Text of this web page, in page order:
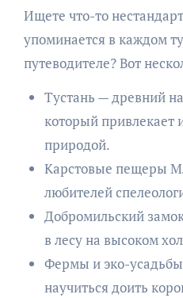
Ищете что-то
упоминается в каждом
путеводителе? Вот
Тустань — древний
который привлекает
природой.
Карстовые пещеры
любителей
Добромильский
в лесу на высоком
Фермы и эко-
научиться доить